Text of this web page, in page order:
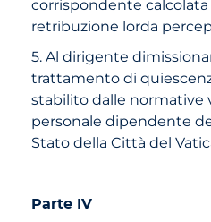
corrispondente
retribuzione lorda
5. Al dirigente
trattamento di
stabilito dalle normative
personale dipendente
Stato della Città del
Parte IV